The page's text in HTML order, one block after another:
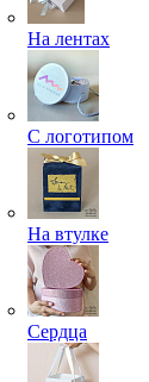
На лентах
С логотипом
На втулке
Сердца